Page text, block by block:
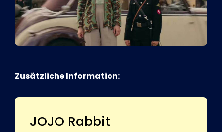
Zusätzliche Information:
JOJO Rabbit